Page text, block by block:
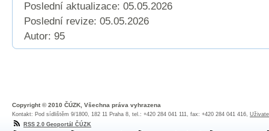
Poslední aktualizace: 05.05.2026
Poslední revize: 05.05.2026
Autor: 95
Copyright © 2010 ČÚZK, Všechna práva vyhrazena
Kontakt: Pod sídlištěm 9/1800, 182 11 Praha 8, tel.: +420 284 041 111, fax: +420 284 041 416,
RSS 2.0 Geoportál ČÚZK